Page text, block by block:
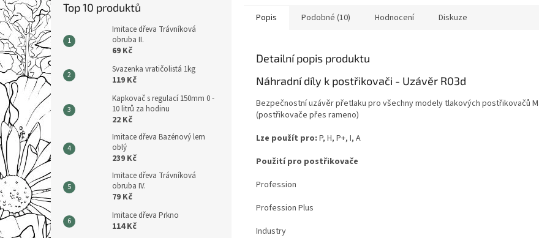
Top 10 produktů
Imitace dřeva Trávníková
obruba II.
69 Kč
Svazenka vratičolistá 1kg
119 Kč
Kapkovač s regulací 150mm 0 -
10 litrů za hodinu
22 Kč
Imitace dřeva Bazénový lem
oblý
239 Kč
Imitace dřeva Trávníková
obruba IV.
79 Kč
Imitace dřeva Prkno
114 Kč
Popis Podobné (10) Hodnocení Diskuze
Detailní popis produktu
Náhradní díly k postřikovači - Uzávěr R03d
Bezpečnostní uzávěr přetlaku pro všechny modely tlakových postřikovačů
(postřikovače přes rameno)
Lze použít pro: P, H, P+, I, A
Použití pro postřikovače
Profession
Profession Plus
Industry